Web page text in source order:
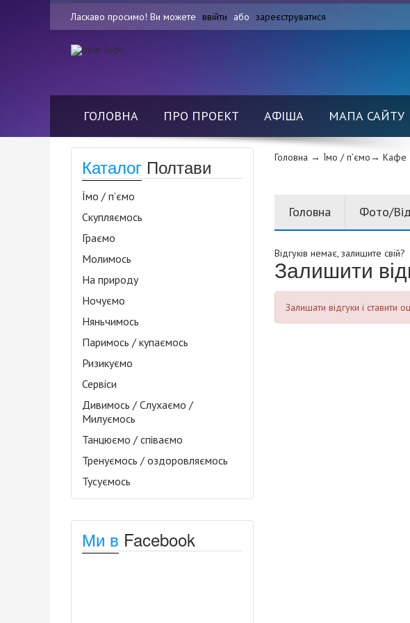
Ласкаво просимо! Ви можете ввійти або зареєструватися
ГОЛОВНА ПРО ПРОЕКТ АФІША МАПА САЙТУ
Каталог Полтави
Їмо / п’ємо
Скупляємось
Граємо
Молимось
На природу
Ночуємо
Няньчимось
Паримось / купаємось
Ризикуємо
Сервіси
Дивимось / Слухаємо /
Милуємось
Танцюємо / співаємо
Тренуємось / оздоровляємось
Тусуємось
Ми в Facebook
Головна → Їмо / п’ємо→ Кафе
Головна Фото/
Відгуків немає, залишите свій?
Залишити
Залишати відгуки і ставити